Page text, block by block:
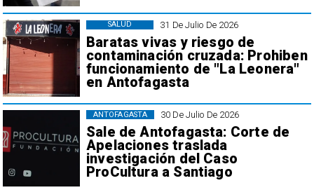
31 De Julio De 2026
Baratas vivas y riesgo de
contaminación cruzada: Prohiben
funcionamiento de "La Leonera"
en Antofagasta
SALUD
30 De Julio De 2026
Sale de Antofagasta: Corte de
Apelaciones traslada
investigación del Caso
ProCultura a Santiago
ANTOFAGASTA